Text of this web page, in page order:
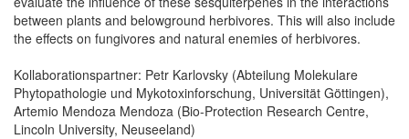
between plants and belowground herbivores. This will also include
the effects on fungivores and natural enemies of herbivores.
Kollaborationspartner: Petr Karlovsky (Abteilung Molekulare
Phytopathologie und Mykotoxinforschung, Universität Göttingen),
Artemio Mendoza Mendoza (Bio-Protection Research Centre,
Lincoln University, Neuseeland)